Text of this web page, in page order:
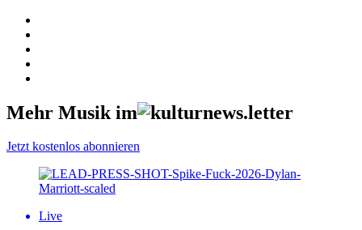
Mehr Musik im
Jetzt kostenlos abonnieren
Live